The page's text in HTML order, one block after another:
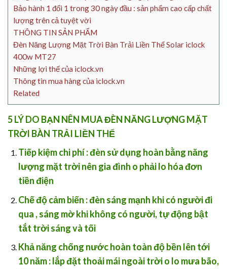
Bảo hành 1 đổi 1 trong 30 ngày đầu : sản phẩm cao cấp chất
lượng trên cả tuyệt vời
THÔNG TIN SẢN PHẨM
Đèn Năng Lượng Mặt Trời Bàn Trải Liền Thể Solar iclock
400w MT27
Những lợi thế của iclock.vn
Thông tin mua hàng của iclock.vn
Related
5 LÝ DO BẠN NÊN MUA ĐÈN NĂNG LƯỢNG MẶT
TRỜI BÀN TRẢI LIỀN THỂ
Tiếp kiệm chi phí: đèn sử dụng hoàn bằng năng
lượng mặt trời nên gia đình o phải lo hóa đơn
tiền điện
Chế độ cảm biến : đèn sáng mạnh khi có người đi
qua , sáng mờ khi không có người, tự động bật
tắt trời sáng và tối
Khả năng chống nước hoàn toàn độ bền lên tới
10 năm :lắp đặt thoải mái ngoài trời o lo mưa bão,